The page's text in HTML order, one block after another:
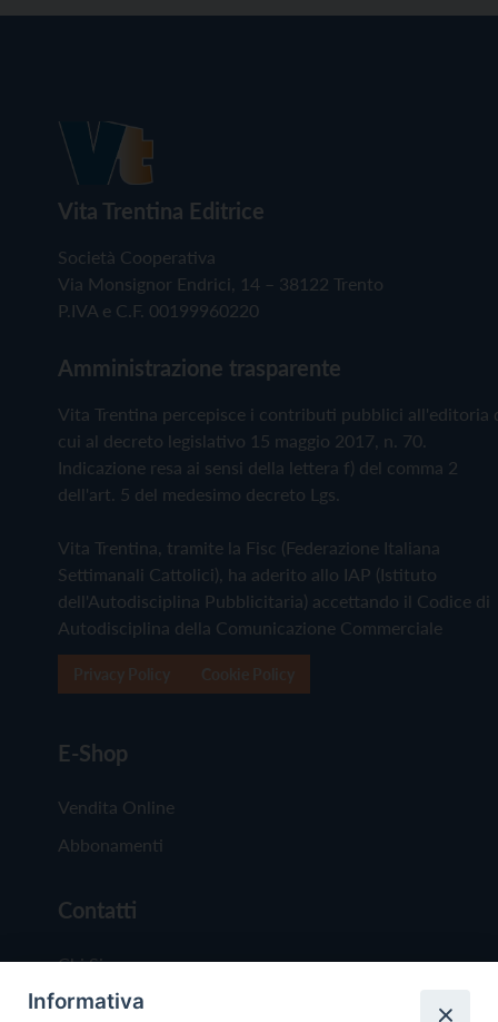
Vita Trentina Editrice
Società Cooperativa
Via Monsignor Endrici, 14 – 38122 Trento
P.IVA e C.F. 00199960220
Amministrazione trasparente
Vita Trentina percepisce i contributi pubblici all'editoria
cui al decreto legislativo 15 maggio 2017, n. 70.
Indicazione resa ai sensi della lettera f) del comma 2
dell'art. 5 del medesimo decreto Lgs.
Vita Trentina, tramite la Fisc (Federazione Italiana
Settimanali Cattolici), ha aderito allo IAP (Istituto
dell'Autodisciplina Pubblicitaria) accettando il Codice di
Autodisciplina della Comunicazione Commerciale
E-Shop
Vendita Online
Abbonamenti
Contatti
Chi Siamo
Redazione
Informativa